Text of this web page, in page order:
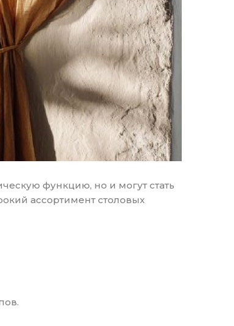
функцию, но и могут стать
ассортимент столовых